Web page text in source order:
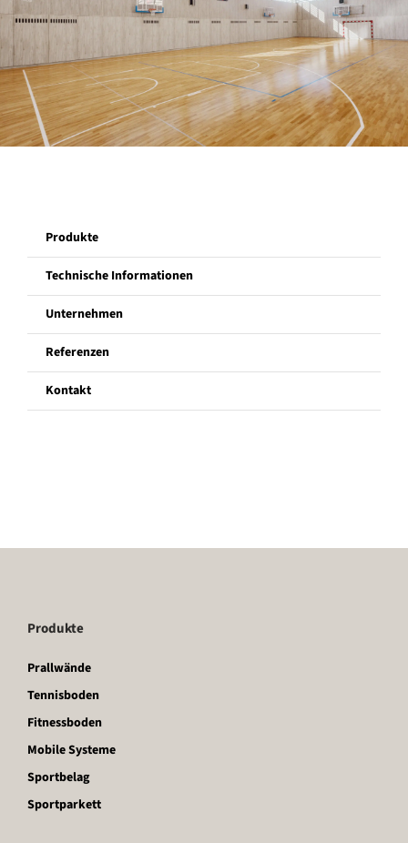
Unternehmen
Referenzen
Produkte
Technische Informationen
Unternehmen
Referenzen
Kontakt
Produkte
Prallwände
Tennisboden
Fitnessboden
Mobile Systeme
Sportbelag
Sportparkett